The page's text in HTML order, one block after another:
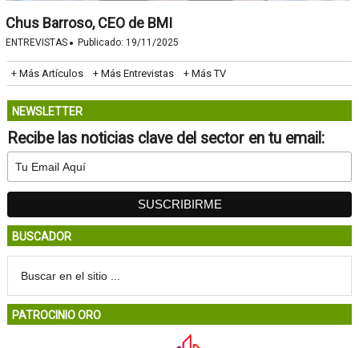
Chus Barroso, CEO de BMI
ENTREVISTAS · Publicado: 19/11/2025
+ Más Artículos + Más Entrevistas + Más TV
NEWSLETTER
Recibe las noticias clave del sector en tu email:
BUSCADOR
PATROCINIO ORO